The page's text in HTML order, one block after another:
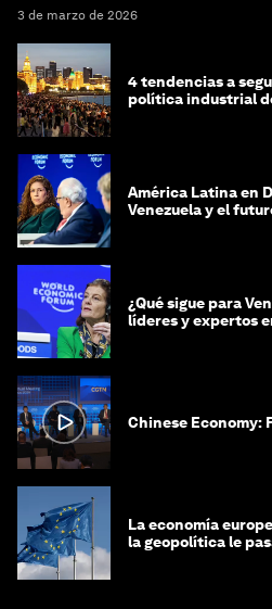
3 de marzo de 2026
4 tendencias a
política industrial
América Latina en
Venezuela y el
¿Qué sigue para
líderes y expertos
Chinese Economy:
La economía
la geopolítica le